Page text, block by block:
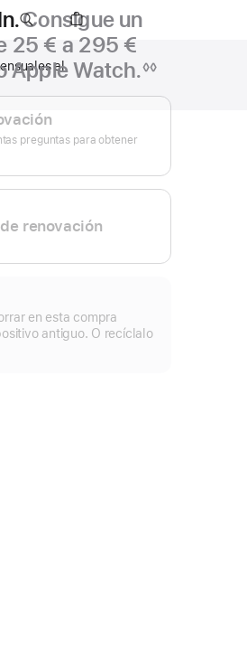
al
Consigue un
25 € a 295 €
Apple Watch.◊◊
preguntas para obtener
renovación
en esta compra
antiguo. O recíclalo